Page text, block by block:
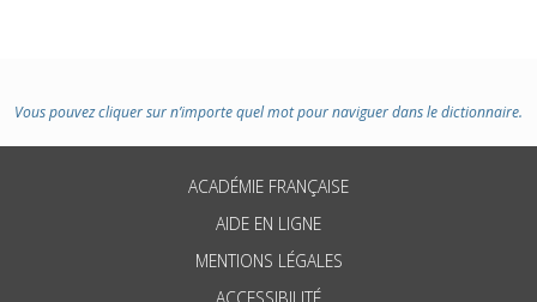
Vous pouvez cliquer sur n’importe quel mot pour naviguer dans le dictionnaire.
ACADÉMIE FRANÇAISE
AIDE EN LIGNE
MENTIONS LÉGALES